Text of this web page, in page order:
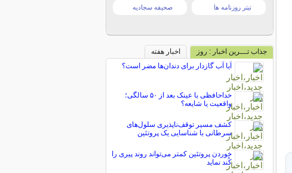
تیتر روزنامه ها صحیفه سجادیه
جذاب تـــرین اخبار : روز
اخبار هفته
آیا آب گازدار برای دندان‌ها مضر است؟
خداحافظی با عینک بعد از ۵۰ سالگی؛
واقعیت یا شایعه؟
کشف مسیر توقف‌ناپذیری سلول‌های
سرطانی با شناسایی یک پروتئین
خوردن پروتئین کمتر می‌تواند روند پیری را
کُند نماید